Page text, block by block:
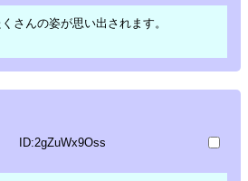
さんの姿が思い出されます。
ID:2gZuWx9Oss